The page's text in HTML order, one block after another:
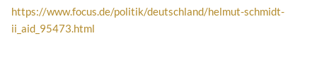
https://www.focus.de/politik/deutschland/helmut-schmidt-
ii_aid_95473.html